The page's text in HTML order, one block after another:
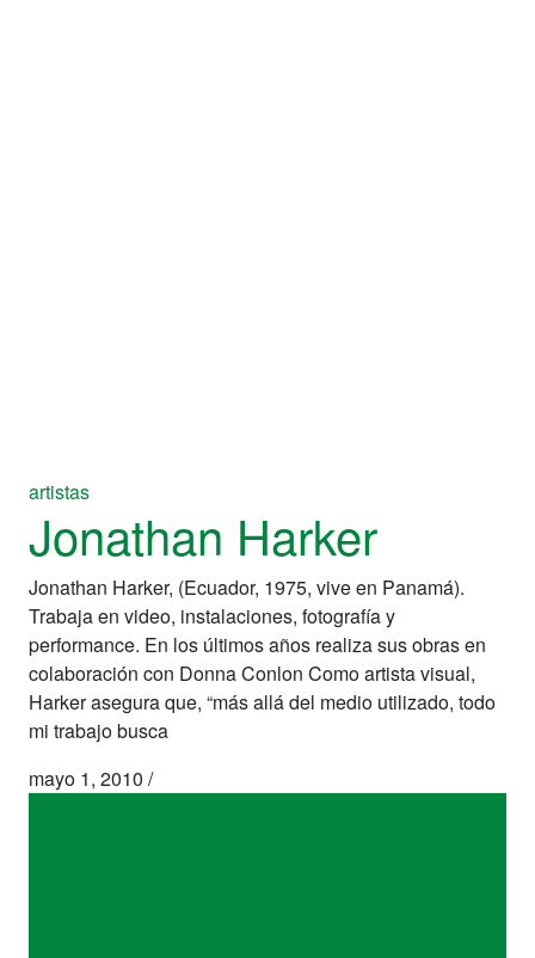
artistas
Jonathan Harker
Jonathan Harker, (Ecuador, 1975, vive en Panamá).
Trabaja en video, instalaciones, fotografía y
performance. En los últimos años realiza sus obras en
colaboración con Donna Conlon Como artista visual,
Harker asegura que, “más allá del medio utilizado, todo
mi trabajo busca
mayo 1, 2010 /